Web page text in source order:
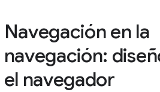
Navegación en la
navegación:
el navegador